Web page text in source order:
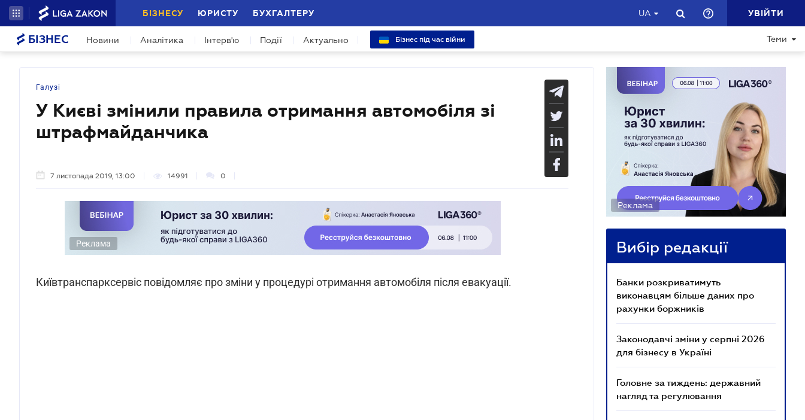
БІЗНЕСУ ЮРИСТУ БУХГАЛТЕРУ UA УВІЙТИ
БІЗНЕС Новини Аналітика Інтерв'ю Події Актуально Бізнес під час війни Теми
Галузі
У Києві змінили правила отримання автомобіля зі
штрафмайданчика
7 листопада 2019, 13:00 14991 0
Реклама
Київтранспарксервіс повідомляє про зміни у процедурі отримання автомобіля після евакуації.
Реклама
Вибір редакції
Банки розкриватимуть
виконавцям більше даних про
рахунки боржників
Законодавчі зміни у серпні 2026
для бізнесу в Україні
Головне за тиждень: державний
нагляд та регулювання